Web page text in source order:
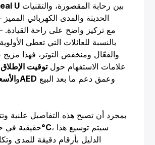
U
الحديثة والمدى الكهربائي
بالنسبة للعائلات التي تعطي
والفعّال ومنخفض التوتر، فهذا
علامات الاستفهام حولتوقيت
والأسعار النهائية بالـAED
بمجرد أن تصبح هذه التفاصيل علنية
حقيقية في45–50°C، سيتم توسيع هذا
الدليل بأرقام دقيقة للمدى